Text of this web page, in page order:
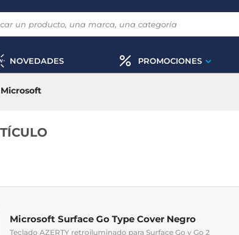
NOVEDADES PROMOCIONES
Microsoft Surface Go Type Cover Negro
Teclado AZERTY retroiluminado para Surface Go y Go 2